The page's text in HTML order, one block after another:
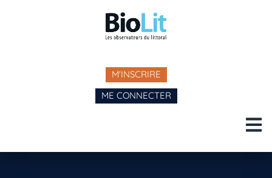
M'INSCRIRE
ME CONNECTER